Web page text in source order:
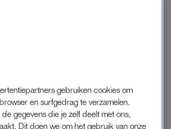
die jongeren afpersten
vertelt in ‘RTL
bij deze
stom zijn geweest door die
gebruiken cookies om
en surfgedrag te verzamelen.
gegevens die je zelf deelt met ons,
Dit doen we om het gebruik van onze